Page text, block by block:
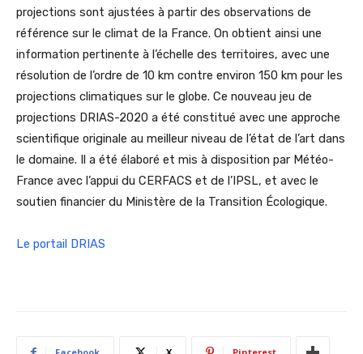
projections sont ajustées à partir des observations de
référence sur le climat de la France. On obtient ainsi une
information pertinente à l’échelle des territoires, avec une
résolution de l’ordre de 10 km contre environ 150 km pour les
projections climatiques sur le globe. Ce nouveau jeu de
projections DRIAS-2020 a été constitué avec une approche
scientifique originale au meilleur niveau de l’état de l’art dans
le domaine. Il a été élaboré et mis à disposition par Météo-
France avec l’appui du CERFACS et de l’IPSL, et avec le
soutien financier du Ministère de la Transition Écologique.
Le portail DRIAS